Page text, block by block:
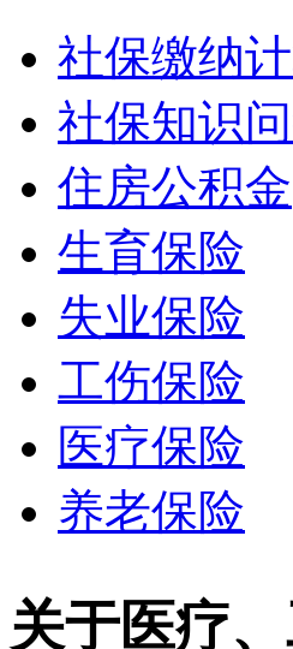
社保缴纳
社保知识
住房公积金
生育保险
失业保险
工伤保险
医疗保险
养老保险
关于医疗